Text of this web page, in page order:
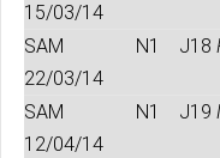
15/03/14
SAM
22/03/14
N1 J18
SAM
12/04/14
N1 J19